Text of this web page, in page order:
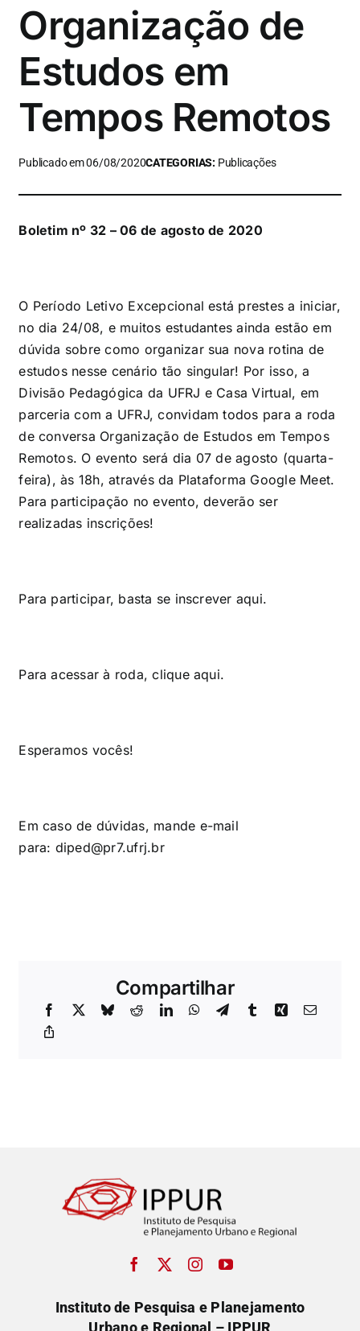
Organização de
Estudos em
Tempos Remotos
Publicado em 06/08/2020CATEGORIAS: Publicações
Boletim nº 32 – 06 de agosto de 2020
O Período Letivo Excepcional está prestes a iniciar,
no dia 24/08, e muitos estudantes ainda estão em
dúvida sobre como organizar sua nova rotina de
estudos nesse cenário tão singular! Por isso, a
Divisão Pedagógica da UFRJ e Casa Virtual, em
parceria com a UFRJ, convidam todos para a roda
de conversa Organização de Estudos em Tempos
Remotos. O evento será dia 07 de agosto (quarta-
feira), às 18h, através da Plataforma Google Meet.
Para participação no evento, deverão ser
realizadas inscrições!
Para participar, basta se inscrever aqui.
Para acessar à roda, clique aqui.
Esperamos vocês!
Em caso de dúvidas, mande e-mail
para: diped@pr7.ufrj.br
Compartilhar
Instituto de Pesquisa e Planejamento
Urbano e Regional – IPPUR